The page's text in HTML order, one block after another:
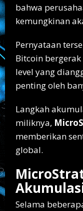
bahwa
kemungkinan
Pernyataan
Bitcoin
level yang
penting oleh
Langkah
miliknya,
memberikan
global.
Selama